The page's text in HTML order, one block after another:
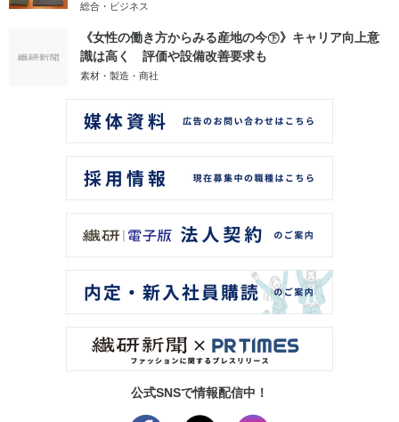
総合・ビジネス
《女性の働き方からみる産地の今㊦》キャリア向上意
識は高く 評価や設備改善要求も
素材・製造・商社
公式SNSで情報配信中！